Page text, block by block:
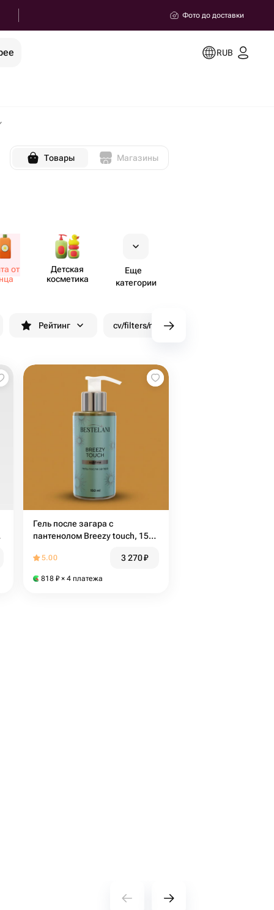
Фото до доставки
RUB
Товары Магазины
от
Детская
косметика
Еще
категории
Рейтинг cv/filters/name_fast_delivery
Гель после загара с
пантенолом Breezy touch, 150
5.00 3 270₽
818 ₽ × 4 платежа